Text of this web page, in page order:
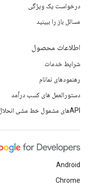
درخواست یک ویژگی
مسائل باز را ببینید
اطلاعات محصول
شرایط خدمات
رهنمودهای نمانام
دستورالعمل های کسب درآمد
APIهای مشمول خط مشی انحلال
Android
Chrome